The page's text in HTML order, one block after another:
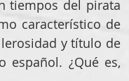
característico de
y título de
¿Qué es,